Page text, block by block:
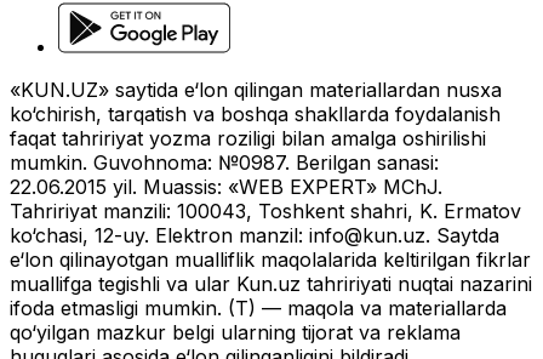
«KUN.UZ» saytida e‘lon qilingan materiallardan nusxa
ko‘chirish, tarqatish va boshqa shakllarda foydalanish
faqat tahririyat yozma roziligi bilan amalga oshirilishi
mumkin. Guvohnoma: №0987. Berilgan sanasi:
22.06.2015 yil. Muassis: «WEB EXPERT» MChJ.
Tahririyat manzili: 100043, Toshkent shahri, K. Ermatov
ko‘chasi, 12-uy. Elektron manzil: info@kun.uz. Saytda
e‘lon qilinayotgan mualliflik maqolalarida keltirilgan fikrlar
muallifga tegishli va ular Kun.uz tahririyati nuqtai nazarini
ifoda etmasligi mumkin. (T) — maqola va materiallarda
qo‘yilgan mazkur belgi ularning tijorat va reklama